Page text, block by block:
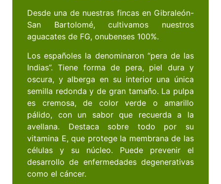
Desde una de nuestras fincas en Gibraleón-
San Bartolomé, cultivamos nuestros
aguacates de FG, onubenses 100%.
Los españoles la denominaron “pera de las
Indias”. Tiene forma de pera, piel dura y
oscura, y alberga en su interior una única
semilla redonda y de gran tamaño. La pulpa
es cremosa, de color verde o amarillo
pálido, con un sabor que recuerda a la
avellana. Destaca sobre todo por su
vitamina E, que protege la membrana de las
células y su núcleo. Puede prevenir el
desarrollo de enfermedades degenerativas
como el cáncer.